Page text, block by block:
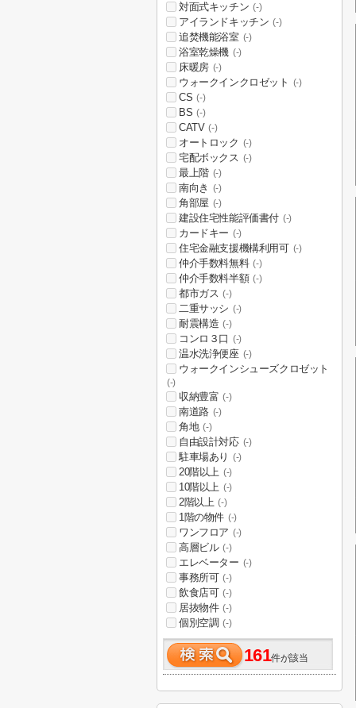
対面式キッチン (-)
アイランドキッチン (-)
追焚機能浴室 (-)
浴室乾燥機 (-)
床暖房 (-)
ウォークインクロゼット (-)
CS (-)
BS (-)
CATV (-)
オートロック (-)
宅配ボックス (-)
最上階 (-)
南向き (-)
角部屋 (-)
建設住宅性能評価書付 (-)
カードキー (-)
住宅金融支援機構利用可 (-)
仲介手数料無料 (-)
仲介手数料半額 (-)
都市ガス (-)
二重サッシ (-)
耐震構造 (-)
コンロ３口 (-)
温水洗浄便座 (-)
ウォークインシューズクロゼット
(-)
収納豊富 (-)
南道路 (-)
角地 (-)
自由設計対応 (-)
駐車場あり (-)
20階以上 (-)
10階以上 (-)
2階以上 (-)
1階の物件 (-)
ワンフロア (-)
高層ビル (-)
エレベーター (-)
事務所可 (-)
飲食店可 (-)
居抜物件 (-)
個別空調 (-)
161件が該当